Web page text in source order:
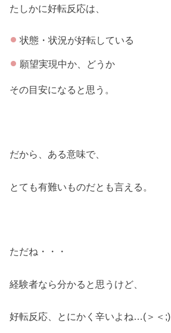
たしかに好転反応は、
状態・状況が好転している
願望実現中か、どうか
その目安になると思う。
だから、ある意味で、
とても有難いものだとも言える。
ただね・・・
経験者なら分かると思うけど、
好転反応、とにかく辛いよね…(＞＜;)